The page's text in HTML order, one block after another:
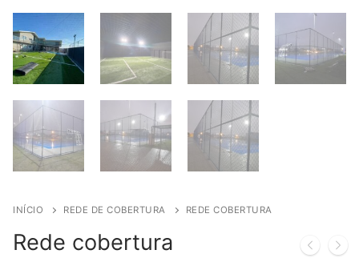
INÍCIO REDE DE COBERTURA REDE COBERTURA
Rede cobertura